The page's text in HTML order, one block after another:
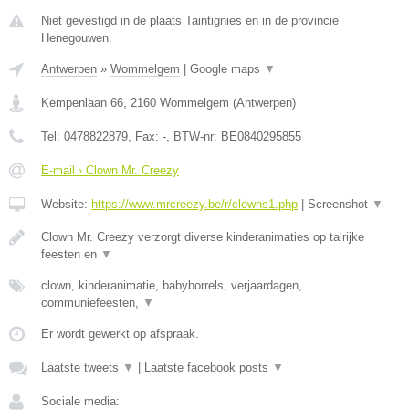
Niet gevestigd in de plaats Taintignies en in de provincie
Henegouwen.
Antwerpen » Wommelgem Google maps ▼
Kempenlaan 66, 2160 Wommelgem (Antwerpen)
Tel: 0478822879, Fax: -, BTW-nr: BE0840295855
E-mail › Clown Mr. Creezy
Website: https://www.mrcreezy.be/r/clowns1.php Screenshot ▼
Clown Mr. Creezy verzorgt diverse kinderanimaties op talrijke
feesten en ▼
clown, kinderanimatie, babyborrels, verjaardagen,
communiefeesten, ▼
Er wordt gewerkt op afspraak.
Laatste tweets ▼ Laatste facebook posts ▼
Sociale media: